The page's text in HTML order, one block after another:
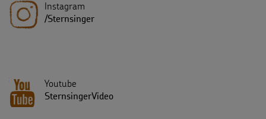
Instagram
/Sternsinger
Youtube
SternsingerVideo